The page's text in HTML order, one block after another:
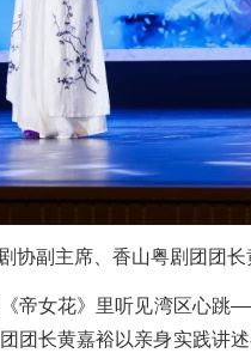
协副主席、香山粤剧团团
帝女花》里听见湾区心
团长黄嘉裕以亲身实践讲